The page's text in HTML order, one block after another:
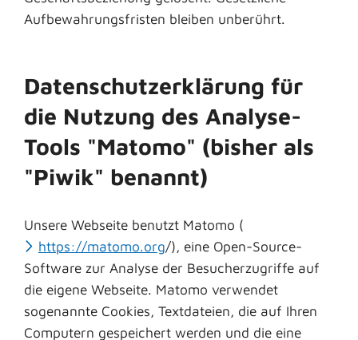
Aufbewahrungsfristen bleiben unberührt.
Datenschutzerklärung für
die Nutzung des Analyse-
Tools "Matomo" (bisher als
"Piwik" benannt)
Unsere Webseite benutzt Matomo (
https://matomo.org/), eine Open-Source-
Software zur Analyse der Besucherzugriffe auf
die eigene Webseite. Matomo verwendet
sogenannte Cookies, Textdateien, die auf Ihren
Computern gespeichert werden und die eine